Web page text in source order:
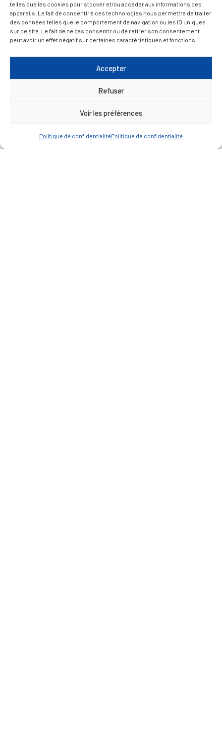
telles que les cookies pour stocker et/ou accéder aux informations des
appareils. Le fait de consentir à ces technologies nous permettra de traiter
des données telles que le comportement de navigation ou les ID uniques
sur ce site. Le fait de ne pas consentir ou de retirer son consentement
peut avoir un effet négatif sur certaines caractéristiques et fonctions.
Accepter
Refuser
Voir les préférences
Politique de confidentialitéPolitique de confidentialité
Esplanade Charles de Gaulle
33 190 La Réole
05 56 61 10 11
Du lundi au jeudi inclus : 8h30 à 12h30 et 13h30 à
17h00
— Contacter la Mairie